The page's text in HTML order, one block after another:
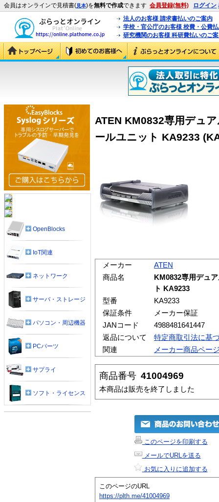
会員はオンラインで見積書(見本)を無料で作成できます 会員登録(無料) ログイン
法人のお客様 請求書払いのご案内
学校・官公庁のお客様 校費・公費
研究機関のお客様 科研費払いのご
ATEN KM0832専用デュ
ールユニット KA9233
メーカー
ATEN
商品名
KM0832専用デュ
ト KA9233
型番
KA9233
保証条件
メーカー保証
JANコード
4988481641447
返品について
特定商取引法に基
関連
メーカー商品ペー
商品番号 41004969
本商品は販売を終了しました
このページを印刷する
メールでURLを送る
お気に入りに追加する
このページのURL
https://plth.me/41004969
OpenBlocks
IoT関連
ネットワーク
サーバ・ストレージ
パソコン・周辺機器
PCパーツ
サプライ
ソフト・ライセンス